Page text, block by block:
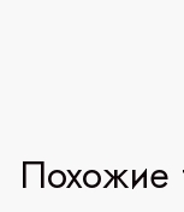
Похожие